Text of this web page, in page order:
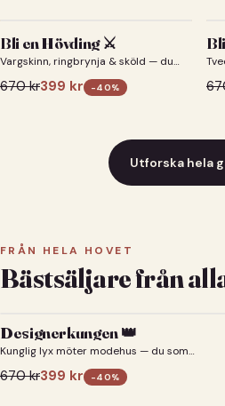
Bli en Hövding ⚔️
Vargskinn, ringbrynja & sköld — du
som nordisk krigsherre ⚔️
670kr399 kr -40%
Utforska hela
FRÅN HELA HOVET
Bästsäljare från
Designerkungen 👑
Kunglig lyx möter modehus — du som
670kr399 kr -40%